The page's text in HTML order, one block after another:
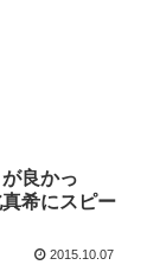
良かっ
希にスピー
2015.10.07